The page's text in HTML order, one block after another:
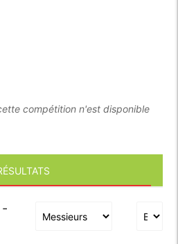
compétition n'est disponible
-